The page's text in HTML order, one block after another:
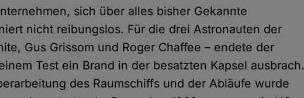
sich über alles bisher Gekannte
nicht reibungslos. Für die drei Astronauten der
Gus Grissom und Roger Chaffee – endete der
Test ein Brand in der besatzten Kapsel ausbrach.
des Raumschiffs und der Abläufe wurde